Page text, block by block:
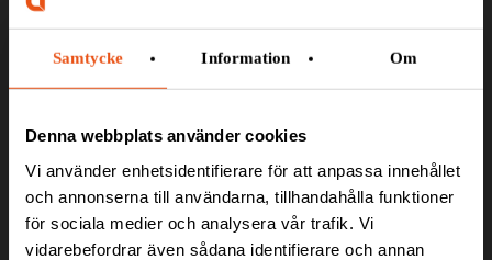
Samtycke Information Om
Denna webbplats använder cookies
Vi använder enhetsidentifierare för att anpassa innehållet
och annonserna till användarna, tillhandahålla funktioner
för sociala medier och analysera vår trafik. Vi
vidarebefordrar även sådana identifierare och annan
FROM VENDOR LOCK-
IN TO A PATENTED
SOLUTION